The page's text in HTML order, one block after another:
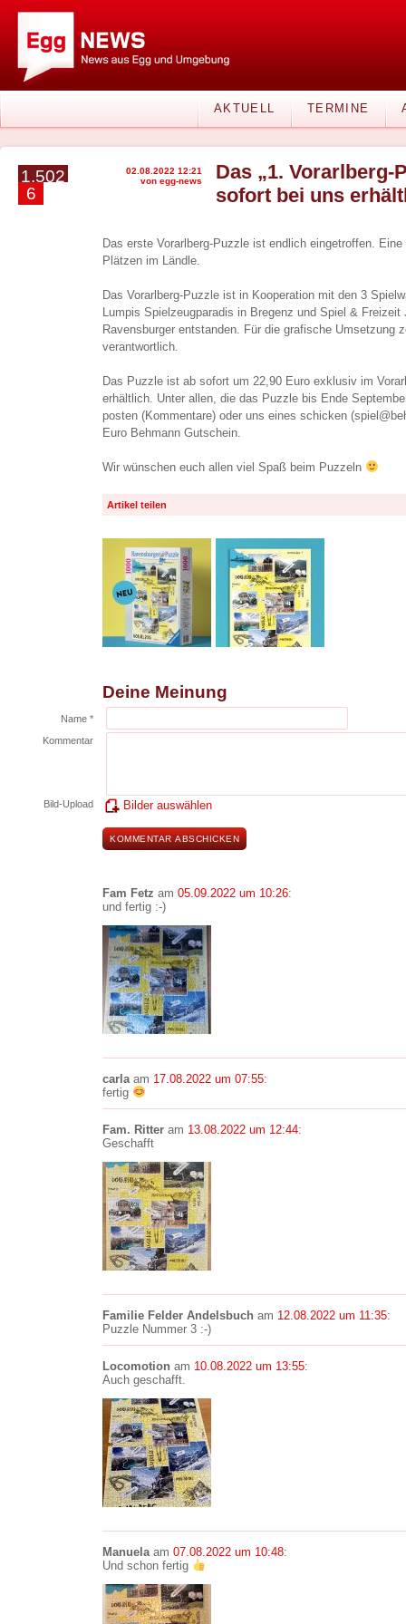
AKTUELL TERMINE
1.502
6
02.08.2022 12:21
von egg-news
Das „1. Vorarlberg-
sofort bei uns
Das erste Vorarlberg-Puzzle ist endlich eingetroffen.
Plätzen im Ländle.
Das Vorarlberg-Puzzle ist in Kooperation mit den 3
Lumpis Spielzeugparadis in Bregenz und Spiel &
Ravensburger entstanden. Für die grafische Umsetzung
verantwortlich.
Das Puzzle ist ab sofort um 22,90 Euro exklusiv im
erhältlich. Unter allen, die das Puzzle bis Ende
posten (Kommentare) oder uns eines schicken
Euro Behmann Gutschein.
Wir wünschen euch allen viel Spaß beim Puzzeln
Artikel teilen
Deine Meinung
Name *
Kommentar
Bild-Upload Bilder auswählen
Fam Fetz am 05.09.2022 um 10:26:
und fertig :-)
carlaam 17.08.2022 um 07:55:
fertig
Fam. Ritter am 13.08.2022 um 12:44:
Geschafft
Familie Felder Andelsbuch am 12.08.2022 um 11:35:
Puzzle Nummer 3 :-)
Locomotion am 10.08.2022 um 13:55:
Auch geschafft.
Manuelaam 07.08.2022 um 10:48:
Und schon fertig